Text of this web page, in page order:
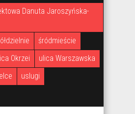
Danuta Jaroszyńska-
śródmieście
Okrzei
ulica Warszawska
uslugi